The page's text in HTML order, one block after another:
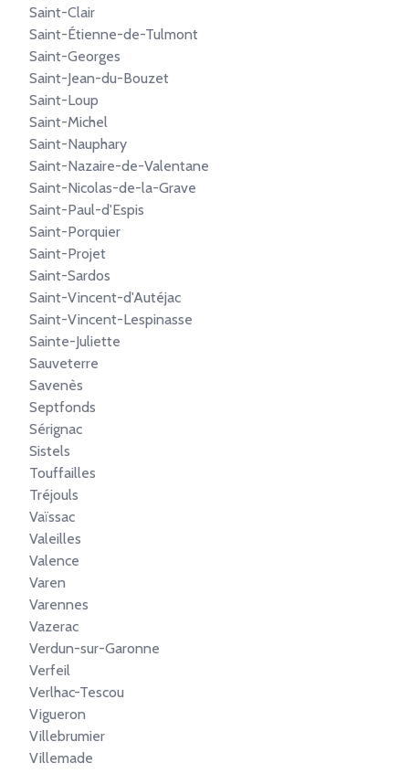
Saint-Clair
Saint-Étienne-de-Tulmont
Saint-Georges
Saint-Jean-du-Bouzet
Saint-Loup
Saint-Michel
Saint-Nauphary
Saint-Nazaire-de-Valentane
Saint-Nicolas-de-la-Grave
Saint-Paul-d'Espis
Saint-Porquier
Saint-Projet
Saint-Sardos
Saint-Vincent-d'Autéjac
Saint-Vincent-Lespinasse
Sainte-Juliette
Sauveterre
Savenès
Septfonds
Sérignac
Sistels
Touffailles
Tréjouls
Vaïssac
Valeilles
Valence
Varen
Varennes
Vazerac
Verdun-sur-Garonne
Verfeil
Verlhac-Tescou
Vigueron
Villebrumier
Villemade